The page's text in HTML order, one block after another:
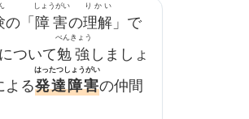
の「障害
しょうがい
の理解
りかい
」で
について勉強
べんきょう
しましょ
よる発達障害
はったつしょうがい
の仲間